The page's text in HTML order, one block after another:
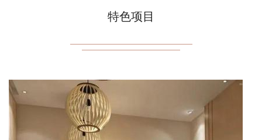
特色项目